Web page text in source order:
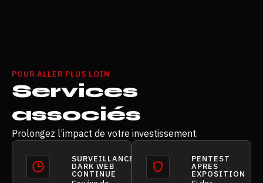
POUR ALLER PLUS LOIN
Services
associés
Prolongez l’impact de votre investissement.
SURVEILLANCE
DARK WEB
CONTINUE
PENTEST
APRES
EXPOSITION